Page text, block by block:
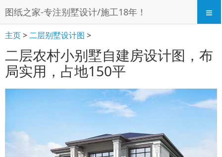
图纸之家-专注别墅设计/施工18年！ ≡
主页>二层别墅设计图 >
二层农村小别墅自建房设计图，布
局实用，占地150平